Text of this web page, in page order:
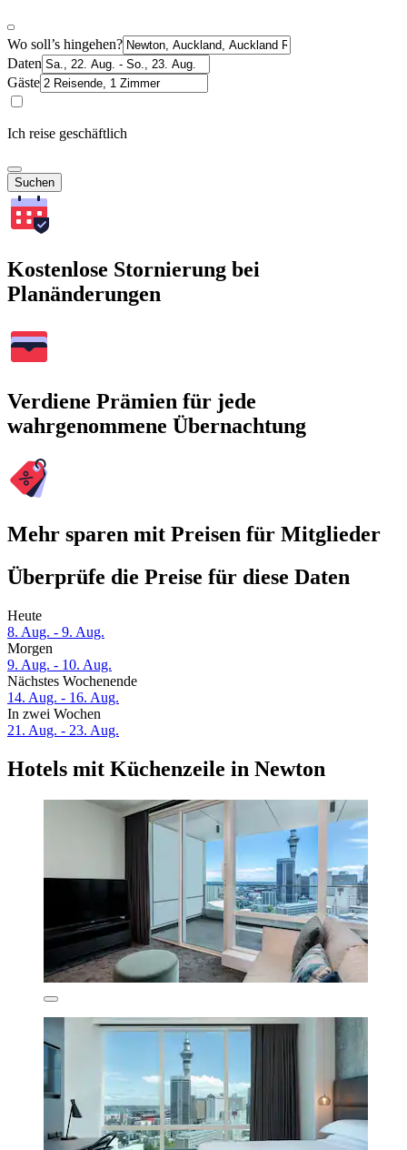
Wo soll’s hingehen?
Daten
Gäste
Ich reise geschäftlich
Suchen
Kostenlose Stornierung bei
Planänderungen
Verdiene Prämien für jede
wahrgenommene Übernachtung
Mehr sparen mit Preisen für Mitglieder
Überprüfe die Preise für diese Daten
Heute
8. Aug. - 9. Aug.
Morgen
9. Aug. - 10. Aug.
Nächstes Wochenende
14. Aug. - 16. Aug.
In zwei Wochen
21. Aug. - 23. Aug.
Hotels mit Küchenzeile in Newton